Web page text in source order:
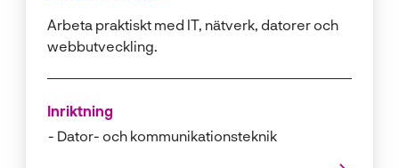
Arbeta praktiskt med IT, nätverk, datorer och
webbutveckling.
Inriktning
Dator- och kommunikationsteknik